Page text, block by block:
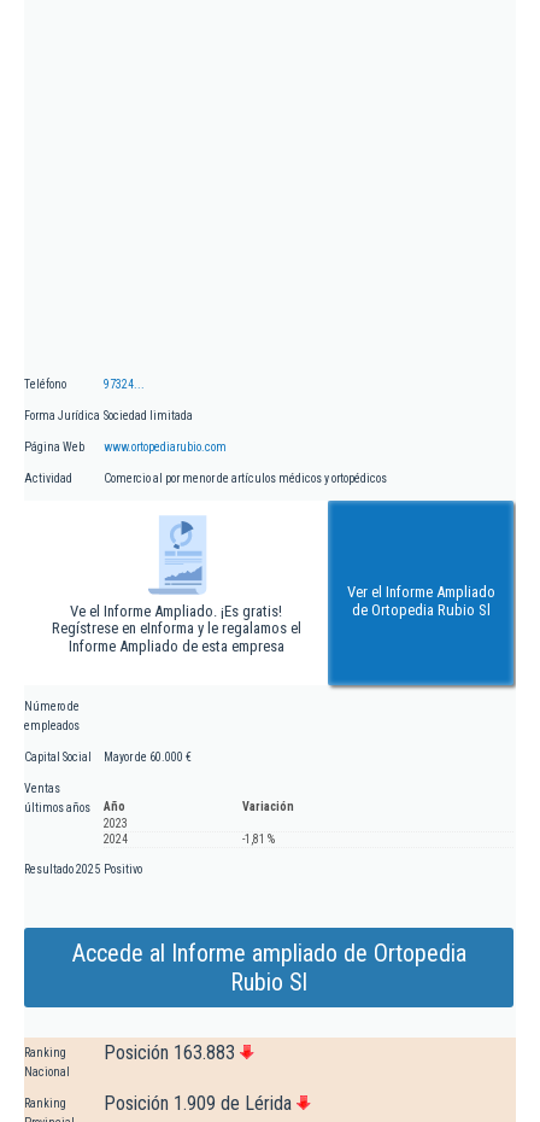
Teléfono 97324...
Forma Jurídica Sociedad limitada
Página Web www.ortopediarubio.com
Actividad Comercio al por menor de artículos médicos y ortopédicos
Ve el Informe Ampliado. ¡Es gratis!
Regístrese en eInforma y le regalamos el
Informe Ampliado de esta empresa
Ver el Informe Ampliado
de Ortopedia Rubio Sl
Número de
empleados
Capital Social Mayor de 60.000 €
Ventas
últimos años
Año
Variación
2023
2024
-1,81 %
Resultado 2025 Positivo
Accede al Informe ampliado de Ortopedia
Rubio Sl
Ranking
Nacional
Posición 163.883
Ranking
Posición 1.909 de Lérida